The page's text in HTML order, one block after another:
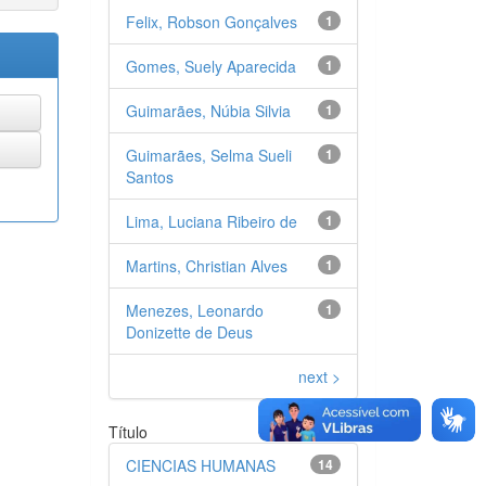
1
Felix, Robson Gonçalves
1
Gomes, Suely Aparecida
1
Guimarães, Núbia Silvia
1
Guimarães, Selma Sueli
Santos
1
Lima, Luciana Ribeiro de
1
Martins, Christian Alves
1
Menezes, Leonardo
Donizette de Deus
next >
Título
14
CIENCIAS HUMANAS